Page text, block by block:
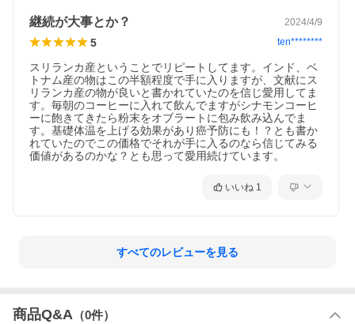
継続が大事とか？ 2024/4/9
5 ten********
スリランカ産ということでリピートしてます。インド、ベ
トナム産の物はこの半額程度で手に入りますが、文献にス
リランカ産の物が良いと書かれていたのを信じ愛用してま
す。毎朝のコーヒーに入れて飲んでますがシナモンコーヒ
ーに飽きてきたら粉末をオブラートに包み飲み込んでま
す。基礎体温を上げる効果があり癌予防にも！？とも書か
れていたのでこの価格でそれが手に入るのなら信じてみる
価値があるのかな？とも思って愛用続けています。
いいね 1
すべてのレビューを見る
商品Q&A （0件）